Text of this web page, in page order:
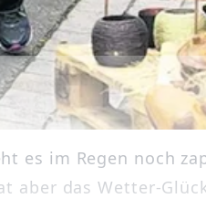
es im Regen noch
aber das Wetter-